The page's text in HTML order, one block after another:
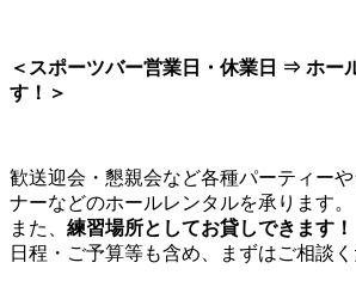
＜スポーツバー営業日・休業日 ⇒ ホー
す！＞
歓送迎会・懇親会など各種パーティー
ナーなどのホールレンタルを承ります。
また、 練習場所としてお貸しできます！
日程・ご予算等も含め、まずはご相談く